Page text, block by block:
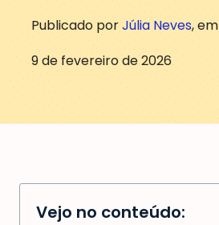
Publicado porJúlia Neves, em
9 de fevereiro de 2026
Vejo no conteúdo: